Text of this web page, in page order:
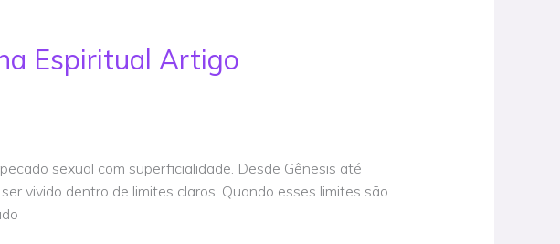
Espiritual Artigo
sexual com superficialidade. Desde Gênesis até
vivido dentro de limites claros. Quando esses limites são